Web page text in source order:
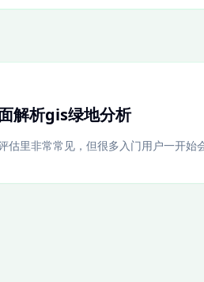
解析gis绿地分析
估里非常常见，但很多入门用户一开始